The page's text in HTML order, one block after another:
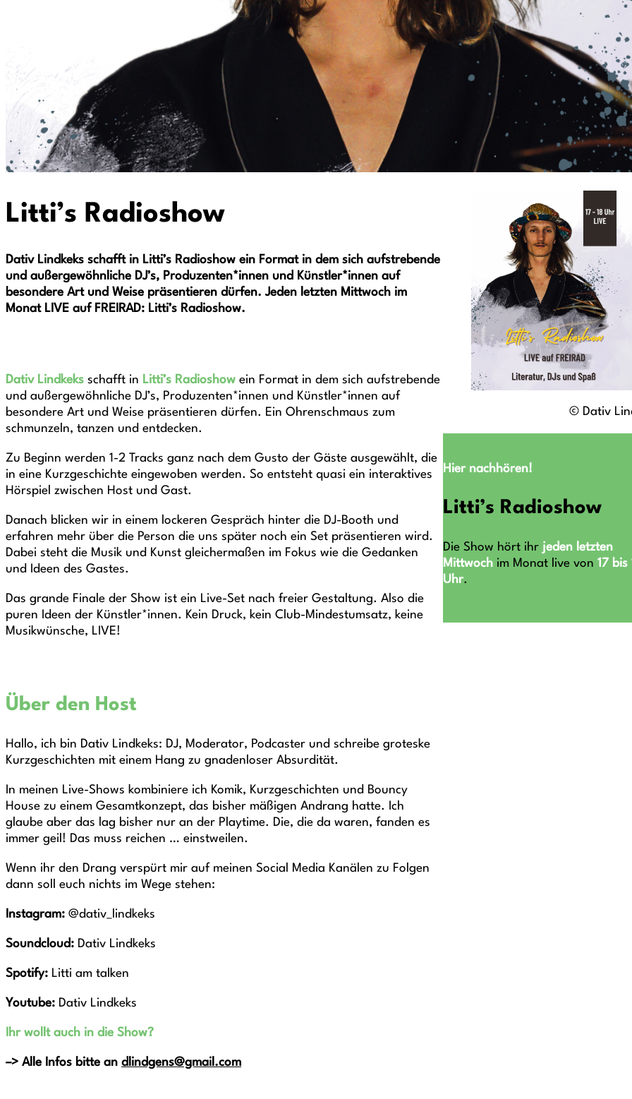
Litti’s Radioshow
Dativ Lindkeks schafft in Litti’s Radioshow ein Format in dem sich aufstrebende
und außergewöhnliche DJ’s, Produzenten*innen und Künstler*innen auf
besondere Art und Weise präsentieren dürfen. Jeden letzten Mittwoch im
Monat LIVE auf FREIRAD: Litti’s Radioshow.
Dativ Lindkeks schafft in Litti’s Radioshow ein Format in dem sich aufstrebende
und außergewöhnliche DJ’s, Produzenten*innen und Künstler*innen auf
besondere Art und Weise präsentieren dürfen. Ein Ohrenschmaus zum
schmunzeln, tanzen und entdecken.
Zu Beginn werden 1-2 Tracks ganz nach dem Gusto der Gäste ausgewählt, die
in eine Kurzgeschichte eingewoben werden. So entsteht quasi ein interaktives
Hörspiel zwischen Host und Gast.
Danach blicken wir in einem lockeren Gespräch hinter die DJ-Booth und
erfahren mehr über die Person die uns später noch ein Set präsentieren wird.
Dabei steht die Musik und Kunst gleichermaßen im Fokus wie die Gedanken
und Ideen des Gastes.
Das grande Finale der Show ist ein Live-Set nach freier Gestaltung. Also die
puren Ideen der Künstler*innen. Kein Druck, kein Club-Mindestumsatz, keine
Musikwünsche, LIVE!
Über den Host
Hallo, ich bin Dativ Lindkeks: DJ, Moderator, Podcaster und schreibe groteske
Kurzgeschichten mit einem Hang zu gnadenloser Absurdität.
In meinen Live-Shows kombiniere ich Komik, Kurzgeschichten und Bouncy
House zu einem Gesamtkonzept, das bisher mäßigen Andrang hatte. Ich
glaube aber das lag bisher nur an der Playtime. Die, die da waren, fanden es
immer geil! Das muss reichen … einstweilen.
Wenn ihr den Drang verspürt mir auf meinen Social Media Kanälen zu Folgen
dann soll euch nichts im Wege stehen:
Instagram: @dativ_lindkeks
Soundcloud: Dativ Lindkeks
Spotify: Litti am talken
Youtube: Dativ Lindkeks
Ihr wollt auch in die Show?
–> Alle Infos bitte an dlindgens@gmail.com
© Dativ
Hier nachhören!
Litti’s Radioshow
Die Show hört ihr jeden letzten
Mittwochim Monat live von 17 bis
Uhr.